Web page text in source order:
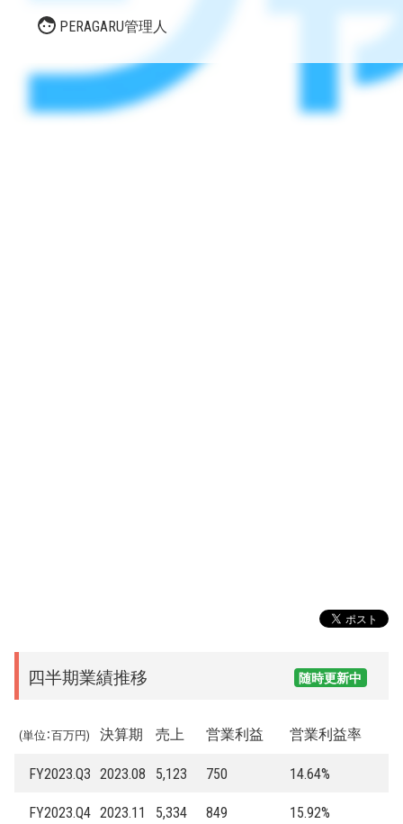
PERAGARU管理人
四半期業績推移 随時更新中
(単位：百万円) 決算期 売上 営業利益
営業利益率
FY2023.Q3 2023.08 5,123 750
14.64%
FY2023.Q4 2023.11 5,334 849
15.92%